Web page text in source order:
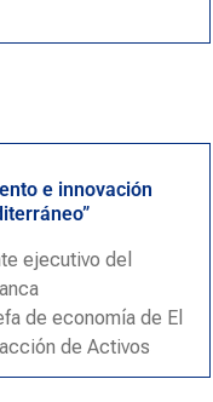
e innovación
ejecutivo del
de economía de El
de Activos